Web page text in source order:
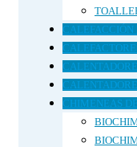
CHIMENEAS